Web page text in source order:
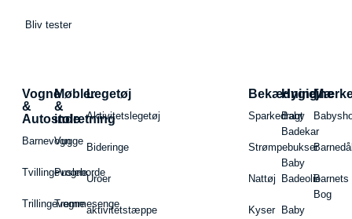
Bliv tester
Vogne
&
Autostole
Barnevogn
Tvillingevogne
Trillingevogne
Møbler
&
indretning
Vugge
Pusleborde
Tremmesenge
Legetøj
Aktivitetslegetøj
Bideringe
Uroer
aktivitetstæppe
Bekædning
Sparkedragt
Strømpebukser
Nattøj
Kyser
Hygiejne
Baby
Badekar
Baby
Badeolie
Baby
Barnets
Bog